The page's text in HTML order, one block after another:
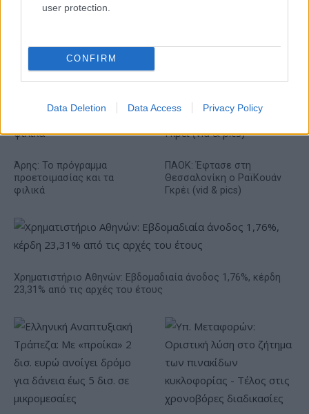
user protection.
CONFIRM
Data Deletion Data Access Privacy Policy
Νέο Audi A2 e-tron με στόχο την κορυφή της
αποδοτικότητας
Άρης: Το πρόγραμμα
προετοιμασίας και τα
φιλικά
ΠΑΟΚ: Έφτασε στη
Θεσσαλονίκη ο ΡαϊΚουάν
Γκρέι (vid & pics)
Χρηματιστήριο Αθηνών: Εβδομαδιαία άνοδος 1,76%, κέρδη
23,31% από τις αρχές του έτους